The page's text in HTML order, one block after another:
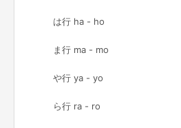
は行 ha - ho
ま行 ma - mo
や行 ya - yo
ら行 ra - ro